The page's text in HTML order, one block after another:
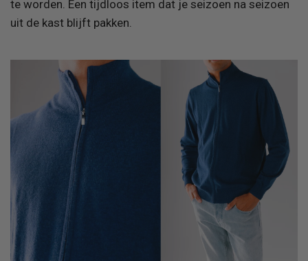
te worden. Een tijdloos item dat je seizoen na seizoen
uit de kast blijft pakken.